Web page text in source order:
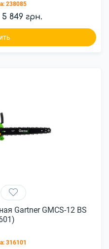
238085
5 849 грн.
Gartner GMCS-12 BS
316101